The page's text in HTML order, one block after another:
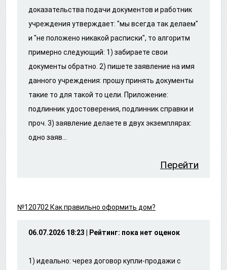
доказательства подачи документов и работник
учреждения утверждает: "мы всегда так делаем"
и "не положено никакой расписки", то алгоритм
примерно следующий: 1) забираете свои
документы обратно. 2) пишете заявление на имя
данного учреждения: прошу принять документы
такие то для такой то цели. Приложение:
подлинник удостоверения, подлинник справки и
проч. 3) заявление делаете в двух экземплярах:
одно заяв...
Перейти
№120702 Как правильно оформить дом?
06.07.2026 18:23 | Рейтинг: пока нет оценок
1) идеально: через договор купли-продажи с